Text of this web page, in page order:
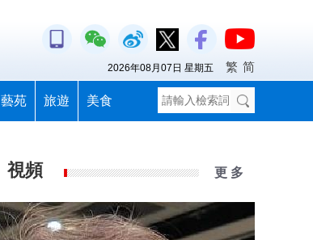
藝苑 旅遊 美食
2026年08月07日 星期五 繁 简
視頻 更 多